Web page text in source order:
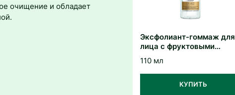
Эксфолиант-гоммаж для
лица c фруктовыми
110 мл
КУПИТЬ
очищение и обладает